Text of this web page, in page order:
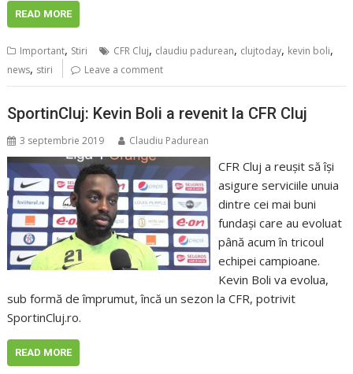
READ MORE
Important, Stiri CFR Cluj, claudiu padurean, clujtoday, kevin boli,
news, stiri Leave a comment
SportinCluj: Kevin Boli a revenit la CFR Cluj
3 septembrie 2019 Claudiu Padurean
CFR Cluj a reuşit să îşi
asigure serviciile unuia
dintre cei mai buni
fundaşi care au evoluat
până acum în tricoul
echipei campioane.
Kevin Boli va evolua,
sub formă de împrumut, încă un sezon la CFR, potrivit
SportinCluj.ro.
READ MORE